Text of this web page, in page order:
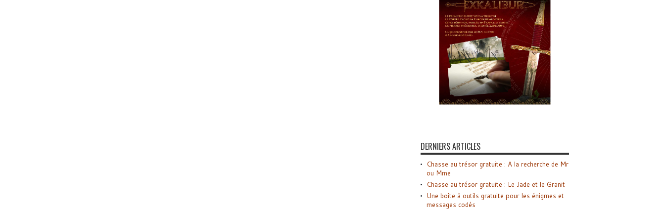
DERNIERS ARTICLES
Chasse au trésor gratuite : A la recherche de Mr
ou Mme
Chasse au trésor gratuite : Le Jade et le Granit
Une boîte à outils gratuite pour les énigmes et
messages codés